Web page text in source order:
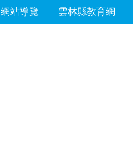
網站導覽 雲林縣教育網